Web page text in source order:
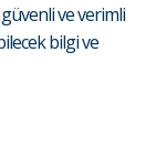
ve verimli
bilgi ve